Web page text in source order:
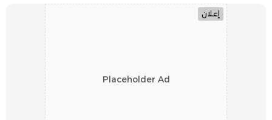
إعلان
Placeholder Ad